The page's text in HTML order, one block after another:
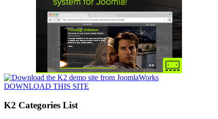
DOWNLOAD THIS SITE
K2 Categories List